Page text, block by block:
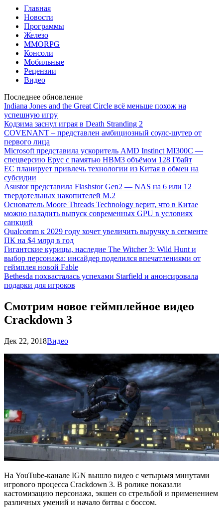
Главная
Новости
Программы
Железо
MMORPG
Консоли
Мобильные
Рецензии
Видео
Последнее обновление
Indiana Jones and the Great Circle всё меньше похож на
успешную игру
Кодзима заснул играя в Death Stranding 2
COVENANT – представлен амбициозный соулс-шутер от
первого лица
Microsoft представила ускоритель AMD Instinct MI300C —
спецверсию Epyc с памятью HBM3 объёмом 128 Гбайт
ЕС планирует привлечь технологии из Китая в обмен на
субсидии
Asustor представила Flashstor Gen2 — NAS на 6 или 12
твердотельных накопителей M.2
Основатель Moore Threads Technology верит, что в Китае
можно наладить выпуск современных GPU в условиях
санкций
Qualcomm к 2029 году хочет увеличить выручку в сегменте
ПК на $4 млрд в год
Гигантские курицы, наследие The Witcher 3: Wild Hunt и
выбор персонажа: инсайдер поделился впечатлениями от
геймплея новой Fable
Bethesda похвасталась успехами Starfield и анонсировала
подарки для игроков
Смотрим новое геймплейное видео
Crackdown 3
Дек 22, 2018Видео
На YouTube-канале IGN вышло видео с четырьмя минутами
игрового процесса Crackdown 3. В ролике показали
кастомизацию персонажа, экшен со стрельбой и применением
различных умений и начало битвы с боссом.